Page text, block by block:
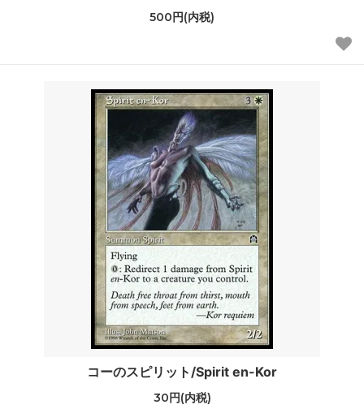
500円(内税)
コーのスピリット/Spirit en-Kor
30円(内税)